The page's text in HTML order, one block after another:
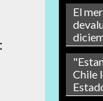
El
Chile